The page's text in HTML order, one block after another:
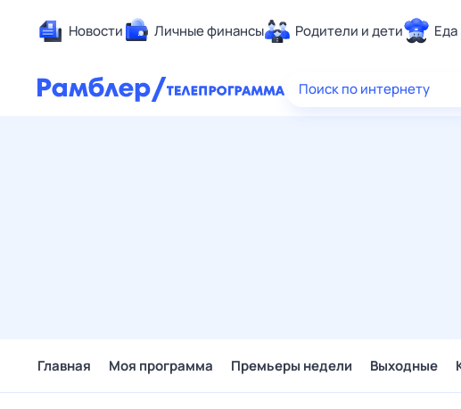
Новости Личные финансы Родители и дети Еда
Здоровье
Поиск по интернету
Главная Моя программа Премьеры недели Выходные